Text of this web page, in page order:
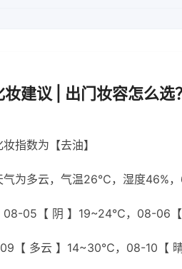
建议 | 出门妆容怎么选？
指数为【去油】
气为多云，气温26℃，湿度46%，
08-05【 阴 】19~24℃，08-06
【 多云 】14~30℃，08-10【